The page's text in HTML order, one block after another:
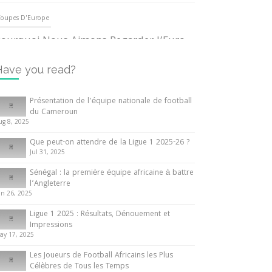
D'Europe
Nous Aimons Regarder l’Euro
June 2024
Internationales
ce que vous devez savoir sur la
d’Afrique des Nations
10 May 2024
Internationales
de l’équipe nationale de
football du Cameroun
2025
you read?
Présentation de l’équipe nationale de football
du Cameroun
8, 2025
Que peut-on attendre de la Ligue 1 2025-26 ?
Jul 31, 2025
Sénégal : la première équipe africaine à battre
l’Angleterre
26, 2025
Ligue 1 2025 : Résultats, Dénouement et
Impressions
17, 2025
Les Joueurs de Football Africains les Plus
Célèbres de Tous les Temps